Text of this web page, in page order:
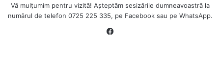
Vă mulțumim pentru vizită! Așteptăm sesizările dumneavoastră la
numărul de telefon 0725 225 335, pe Facebook sau pe WhatsApp.